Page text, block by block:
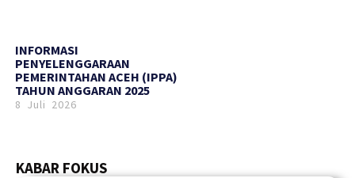
INFORMASI
PENYELENGGARAAN
PEMERINTAHAN ACEH (IPPA)
TAHUN ANGGARAN 2025
8 Juli 2026
KABAR FOKUS